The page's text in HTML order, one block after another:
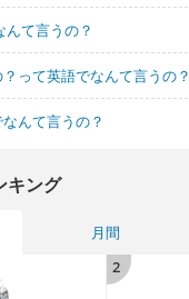
て言うの？
って英語でなんて言うの？
んて言うの？
キング
月間
2